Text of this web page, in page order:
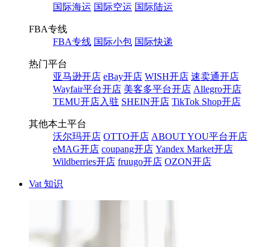
国际海运 国际空运 国际陆运
FBA专线
FBA专线 国际小包 国际快递
热门平台
亚马逊开店 eBay开店 WISH开店 速卖通开店
Wayfair平台开店 美客多平台开店 Allegro开店
TEMU开店入驻 SHEIN开店 TikTok Shop开店
其他本土平台
沃尔玛开店 OTTO开店 ABOUT YOU平台开店
eMAG开店 coupang开店 Yandex Market开店
Wildberries开店 fruugo开店 OZON开店
Vat 知识